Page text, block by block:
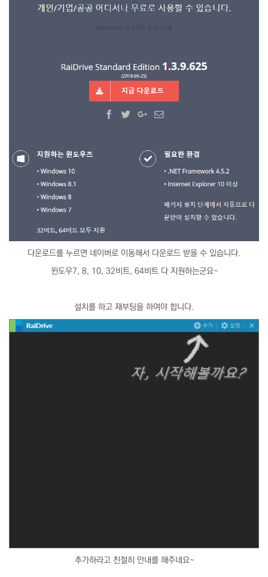
다운로드를 누르면 네이버로 이동해서 다운로드 받을 수 있습니다.
윈도우7, 8, 10, 32비트, 64비트 다 지원하는군요~
설치를 하고 재부팅을 하여야 합니다.
추가하라고 친절히 안내를 해주네요~